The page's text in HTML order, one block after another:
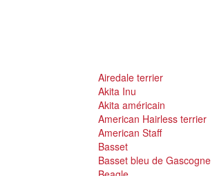
Airedale terrier
Akita Inu
Akita américain
American Hairless terrier
American Staff
Basset
Basset bleu de Gascogne